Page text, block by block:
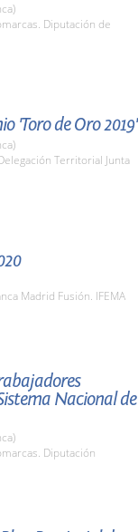
Diputación de
'Toro de Oro 2019'
Territorial Junta
Madrid Fusión. IFEMA
Nacional de
Diputación